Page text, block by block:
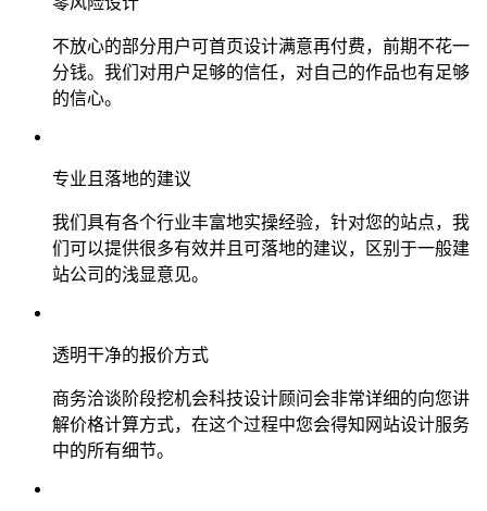
不放心的部分用户可首页设计满意再付费，前期不花一
分钱。我们对用户足够的信任，对自己的作品也有足够
的信心。
专业且落地的建议
我们具有各个行业丰富地实操经验，针对您的站点，我
们可以提供很多有效并且可落地的建议，区别于一般建
站公司的浅显意见。
透明干净的报价方式
商务洽谈阶段挖机会科技设计顾问会非常详细的向您讲
解价格计算方式，在这个过程中您会得知网站设计服务
中的所有细节。